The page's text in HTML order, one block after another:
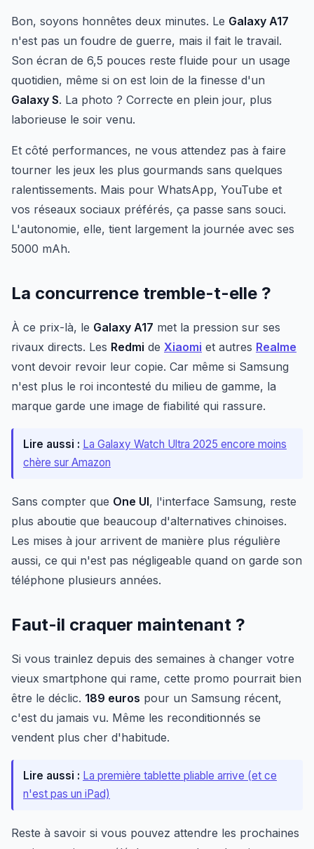
Bon, soyons honnêtes deux minutes. Le Galaxy A17
n'est pas un foudre de guerre, mais il fait le travail.
Son écran de 6,5 pouces reste fluide pour un usage
quotidien, même si on est loin de la finesse d'un
Galaxy S. La photo ? Correcte en plein jour, plus
laborieuse le soir venu.
Et côté performances, ne vous attendez pas à faire
tourner les jeux les plus gourmands sans quelques
ralentissements. Mais pour WhatsApp, YouTube et
vos réseaux sociaux préférés, ça passe sans souci.
L'autonomie, elle, tient largement la journée avec ses
5000 mAh.
La concurrence tremble-t-elle ?
À ce prix-là, le Galaxy A17 met la pression sur ses
rivaux directs. Les Redmi de Xiaomi et autres Realme
vont devoir revoir leur copie. Car même si Samsung
n'est plus le roi incontesté du milieu de gamme, la
marque garde une image de fiabilité qui rassure.
Lire aussi : La Galaxy Watch Ultra 2025 encore moins
chère sur Amazon
Sans compter que One UI, l'interface Samsung, reste
plus aboutie que beaucoup d'alternatives chinoises.
Les mises à jour arrivent de manière plus régulière
aussi, ce qui n'est pas négligeable quand on garde son
téléphone plusieurs années.
Faut-il craquer maintenant ?
Si vous trainlez depuis des semaines à changer votre
vieux smartphone qui rame, cette promo pourrait bien
être le déclic. 189 euros pour un Samsung récent,
c'est du jamais vu. Même les reconditionnés se
vendent plus cher d'habitude.
Lire aussi : La première tablette pliable arrive (et ce
n'est pas un iPad)
Reste à savoir si vous pouvez attendre les prochaines